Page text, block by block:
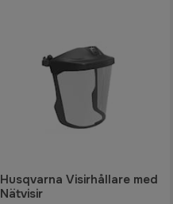
Husqvarna Visirhållare med
Nätvisir